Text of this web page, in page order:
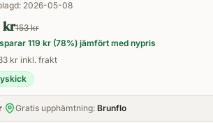
2026-05-08
kr153 kr
119 kr (78%) jämfört med nypris
kr inkl. frakt
· Gratis upphämtning: Brunflo